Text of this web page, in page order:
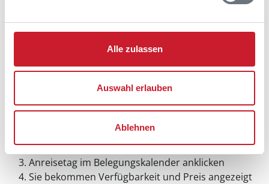
Alle zulassen
Auswahl erlauben
Ablehnen
Belegungskalender
Reisedauer auswählen
Anzahl Reisende auswählen
Anreisetag im Belegungskalender anklicken
Sie bekommen Verfügbarkeit und Preis angezeigt